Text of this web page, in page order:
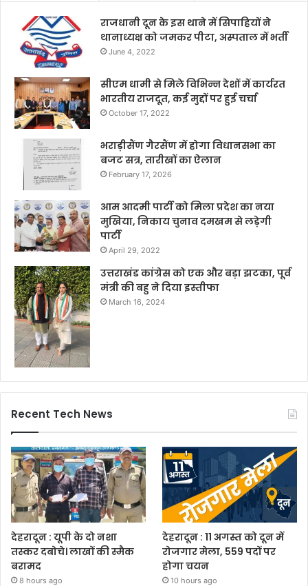
राजधानी दून के इस थाने में सिपाहियों ने
थानाध्यक्ष को जमकर पीटा, अस्पताल में भर्ती
June 4, 2022
सीएम धामी से मिले विभिन्न देशों में कार्यरत
भारतीय राजदूत, कई मुद्दों पर हुई चर्चा
October 17, 2022
भराड़ीसैंण गैरसैंण में होगा विधानसभा का
बजट सत्र, तारीखों का ऐलान
February 17, 2026
आम आदमी पार्टी को मिला प्रदेश का नया
मुखिया, निकाय चुनाव दमखम से लड़ेगी
पार्टी
April 29, 2022
उत्तराखंड कांग्रेस को एक और बड़ा झटका, पूर्व
मंत्री की बहु ने दिया इस्तीफा
March 16, 2024
Recent Tech News
देहरादून : यूपी के दो नशा
तस्कर दबोचे। लाखों की स्मैक
बरामद
8 hours ago
देहरादून : 11 अगस्त को दून में
रोजगार मेला, 559 पदों पर
होगा चयन
10 hours ago